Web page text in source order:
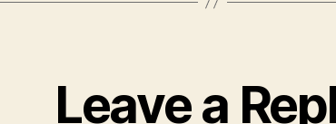
Leave a